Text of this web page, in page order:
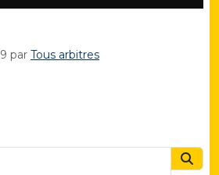
par Tous arbitres